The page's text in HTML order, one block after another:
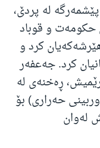
لە پردێ،
حکومەت و قوباد
کرد و
کرد. جەعفەر
ڕەخنەی لە
حەراری) بۆ
لەوان